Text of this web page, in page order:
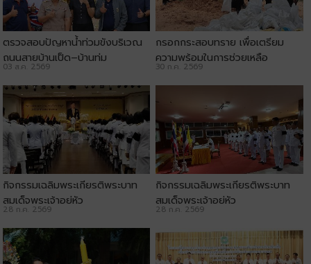
ตรวจสอบปัญหาน้ำท่วมขังบริเวณ
ถนนสายบ้านเป็ด–บ้านทุ่ม
03 ส.ค. 2569
กรอกกระสอบทราย เพื่อเตรียม
ความพร้อมในการช่วยเหลือ
ประชาชน
30 ก.ค. 2569
กิจกรรมเฉลิมพระเกียรติพระบาท
สมเด็จพระเจ้าอยู่หัว
28 ก.ค. 2569
กิจกรรมเฉลิมพระเกียรติพระบาท
สมเด็จพระเจ้าอยู่หัว
28 ก.ค. 2569